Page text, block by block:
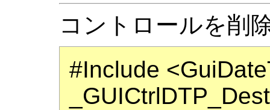
コントロールを削
#Include